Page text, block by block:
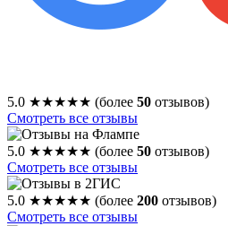
5.0 ★★★★★ (более 50 отзывов)
Смотреть все отзывы
5.0 ★★★★★ (более 50 отзывов)
Смотреть все отзывы
5.0 ★★★★★ (более 200 отзывов)
Смотреть все отзывы